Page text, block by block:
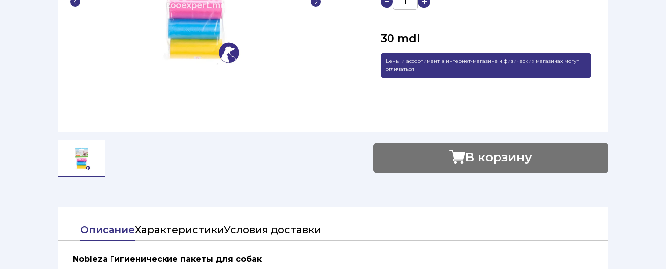
30 mdl
Цены и ассортимент в интернет-магазине и физических магазинах могут
отличаться
В корзину
ОписаниеХарактеристикиУсловия доставки
Nobleza Гигиенические пакеты для собак